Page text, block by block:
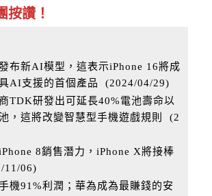
按讚！
布新AI模型，這表示iPhone 16將成
AI支援的首個產品
(2024/04/29)
TDK研發出可延長40%電池壽命以
，這將改變智慧型手機遊戲規則
(2
8銷售潛力，iPhone X將接棒
11/06)
機91%利潤；華為成為最賺錢的安